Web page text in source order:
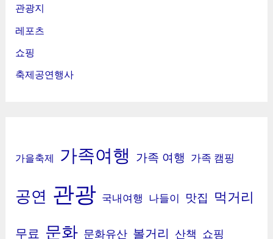
관광지
레포츠
쇼핑
축제공연행사
가을축제 가족여행 가족 여행 가족 캠핑
공연 관광 국내여행 나들이 맛집 먹거리
무료 문화 문화유산 볼거리 산책 쇼핑